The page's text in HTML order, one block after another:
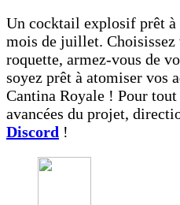
Un cocktail explosif prêt à
mois de juillet.
roquette, armez-vous de
soyez prêt à atomiser vos
Cantina Royale ! Pour
avancées du projet,
Discord !